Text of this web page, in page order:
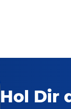
Hol Dir